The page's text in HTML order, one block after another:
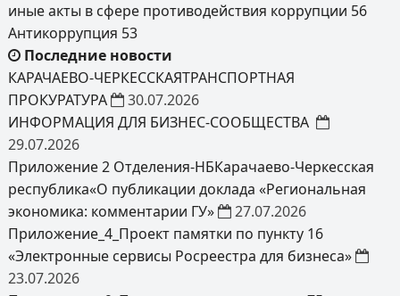
иные акты в сфере противодействия коррупции 56
Антикоррупция 53
Последние новости
КАРАЧАЕВО-ЧЕРКЕССКАЯТРАНСПОРТНАЯ
ПРОКУРАТУРА
30.07.2026
ИНФОРМАЦИЯ ДЛЯ БИЗНЕС-СООБЩЕСТВА
29.07.2026
Приложение 2 Отделения-НБКарачаево-Черкесская
республика«О публикации доклада «Региональная
экономика: комментарии ГУ»
27.07.2026
Приложение_4_Проект памятки по пункту 16
«Электронные сервисы Росреестра для бизнеса»
23.07.2026